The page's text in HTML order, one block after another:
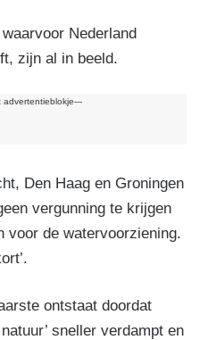
Nederland
zijn al in beeld.
advertentieblokje---
Den Haag en Groningen
vergunning te krijgen
voor de watervoorziening.
ontstaat doordat
sneller verdampt en